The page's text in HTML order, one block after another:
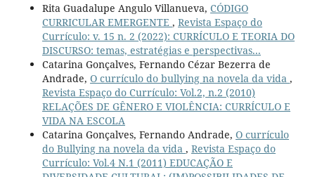
Rita Guadalupe Angulo Villanueva, CÓDIGO
CURRICULAR EMERGENTE , Revista Espaço do
Currículo: v. 15 n. 2 (2022): CURRÍCULO E TEORIA DO
DISCURSO: temas, estratégias e perspectivas...
Catarina Gonçalves, Fernando Cézar Bezerra de
Andrade, O currículo do bullying na novela da vida ,
Revista Espaço do Currículo: Vol.2, n.2 (2010)
RELAÇÕES DE GÊNERO E VIOLÊNCIA: CURRÍCULO E
VIDA NA ESCOLA
Catarina Gonçalves, Fernando Andrade, O currículo
do Bullying na novela da vida , Revista Espaço do
Currículo: Vol.4 N.1 (2011) EDUCAÇÃO E